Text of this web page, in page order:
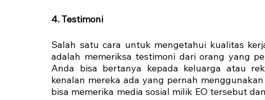
‍4. Testimoni
Salah satu cara untuk mengetahui kualitas
adalah memeriksa testimoni dari orang yang
Anda bisa bertanya kepada keluarga atau
kenalan mereka ada yang pernah
bisa memerika media sosial milik EO tersebut